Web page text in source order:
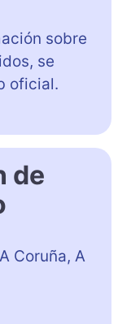
sobre
se
oficial.
de
Coruña, A